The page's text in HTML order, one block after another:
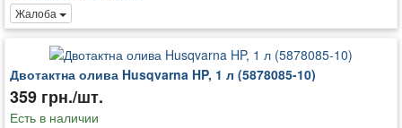
Жалоба
Двотактна олива Husqvarna HP, 1 л (5878085-10)
359 грн./шт.
Есть в наличии